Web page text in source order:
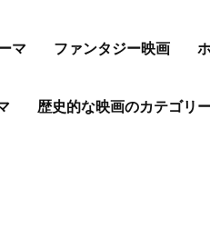
マ ファンタジー映画
歴史的な映画のカテゴリ